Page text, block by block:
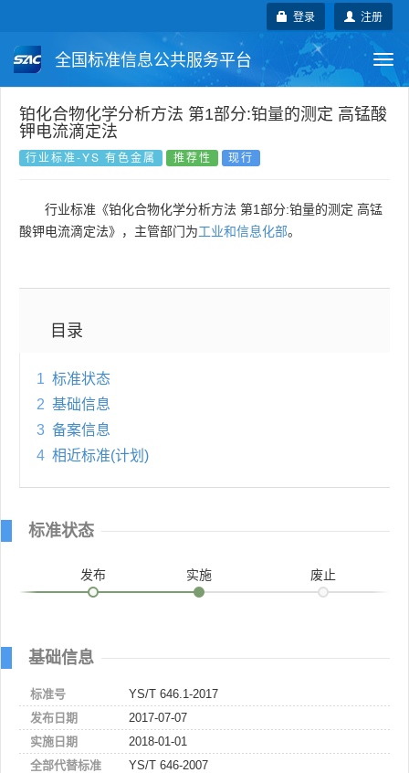
注册
登录
全国标准信息公共服务平台
国家标准 行业标准 地方标准
团体标准 企业标准
国外标准 技术委员会
铂化合物化学分析方法 第1部分:铂量的测定 高锰酸
钾电流滴定法
行业标准-YS 有色金属 推荐性 现行
行业标准《铂化合物化学分析方法 第1部分:铂量的测定 高锰
酸钾电流滴定法》，主管部门为工业和信息化部。
目录
1 标准状态
2 基础信息
3 备案信息
4 相近标准(计划)
标准状态
发布 实施 废止
基础信息
标准号
YS/T 646.1-2017
发布日期
2017-07-07
实施日期
2018-01-01
全部代替标准
YS/T 646-2007